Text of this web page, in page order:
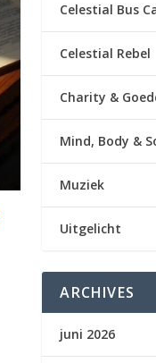
Celestial Bus
Celestial Rebel
Charity &
Mind, Body &
Muziek
Uitgelicht
ARCHIVES
juni 2026